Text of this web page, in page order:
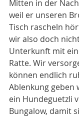
Mitten in der
weil er unseren
Tisch rascheln
wir also doch
Unterkunft mit
Ratte. Wir
können endlich
Ablenkung geben
ein Hundeguetzli
Bungalow, damit